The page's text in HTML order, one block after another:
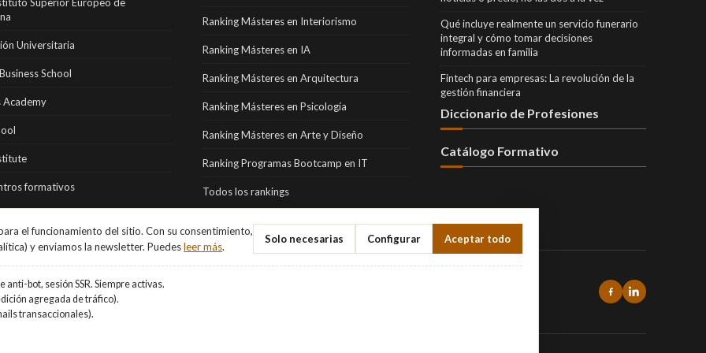
Universitaria
School
Academy
formativos
Ranking Másteres en Interiorismo
Ranking Másteres en IA
Ranking Másteres en Arquitectura
Ranking Másteres en Psicología
Ranking Másteres en Arte y Diseño
Ranking Programas Bootcamp en IT
Todos los rankings
Qué incluye realmente un servicio funerario
integral y cómo tomar decisiones
informadas en familia
Fintech para empresas: La revolución de la
gestión financiera
Diccionario de Profesiones
Catálogo Formativo
el funcionamiento del sitio. Con su consentimiento,
y enviamos la newsletter. Puedesleer más.
Solo necesarias Configurar Aceptar todo
bot, sesión SSR. Siempre activas.
agregada de tráfico).
transaccionales).